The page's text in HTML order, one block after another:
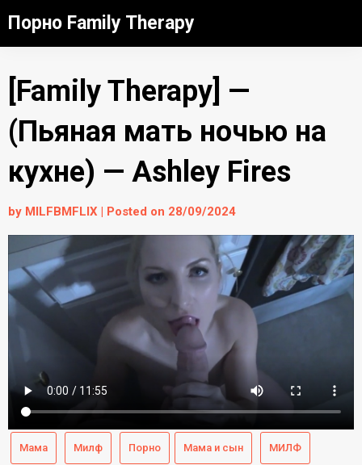
toПорно Family Therapy
[Family Therapy] —
(Пьяная мать ночью на
кухне) — Ashley Fires
by MILFBMFLIX | Posted on 28/09/2024
Мама Милф Порно Мама и сын МИЛФ